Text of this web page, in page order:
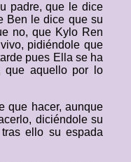
padre, que le dice
Ben le dice que su
no, que Kylo Ren
pidiéndole que
pues Ella se ha
que aquello por lo
que hacer, aunque
diciéndole su
ello su espada